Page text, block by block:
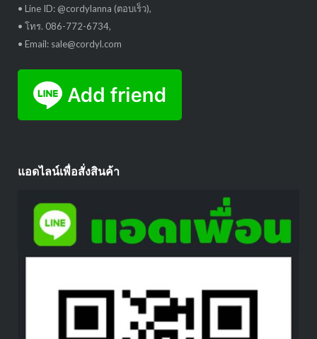
• Line ID: @cordylanna (ตอบเร็ว),
• โทร. 086-772-6734,
• Email: sale@cordyl.com
แอดไลน์เพื่อสั่งสินค้า